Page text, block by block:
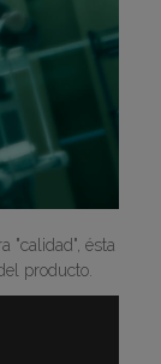
"calidad", ésta
producto.